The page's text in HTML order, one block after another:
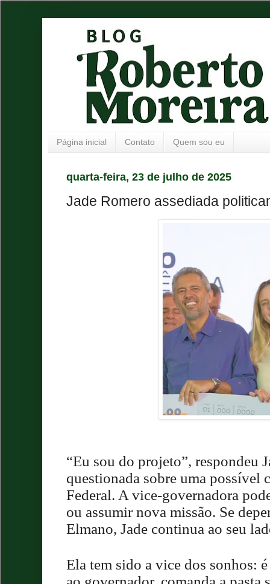
Página inicial Contato Quem sou eu
quarta-feira, 23 de julho de 2025
Jade Romero assediada
“Eu sou do projeto”, respondeu
questionada sobre uma possível
Federal. A vice-governadora
ou assumir nova missão. Se
Elmano, Jade continua ao seu
Ela tem sido a vice dos sonhos: